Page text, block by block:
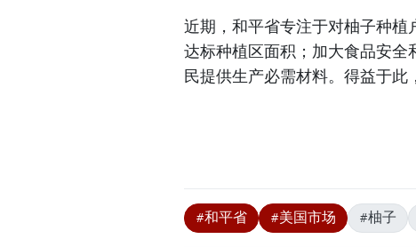
近期，和平省专注于对柚子种
达标种植区面积；加大食品安
民提供生产必需材料。得益于此
#和平省 #美国市场 #柚子